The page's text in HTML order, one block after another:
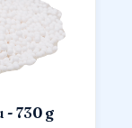
- 730 g